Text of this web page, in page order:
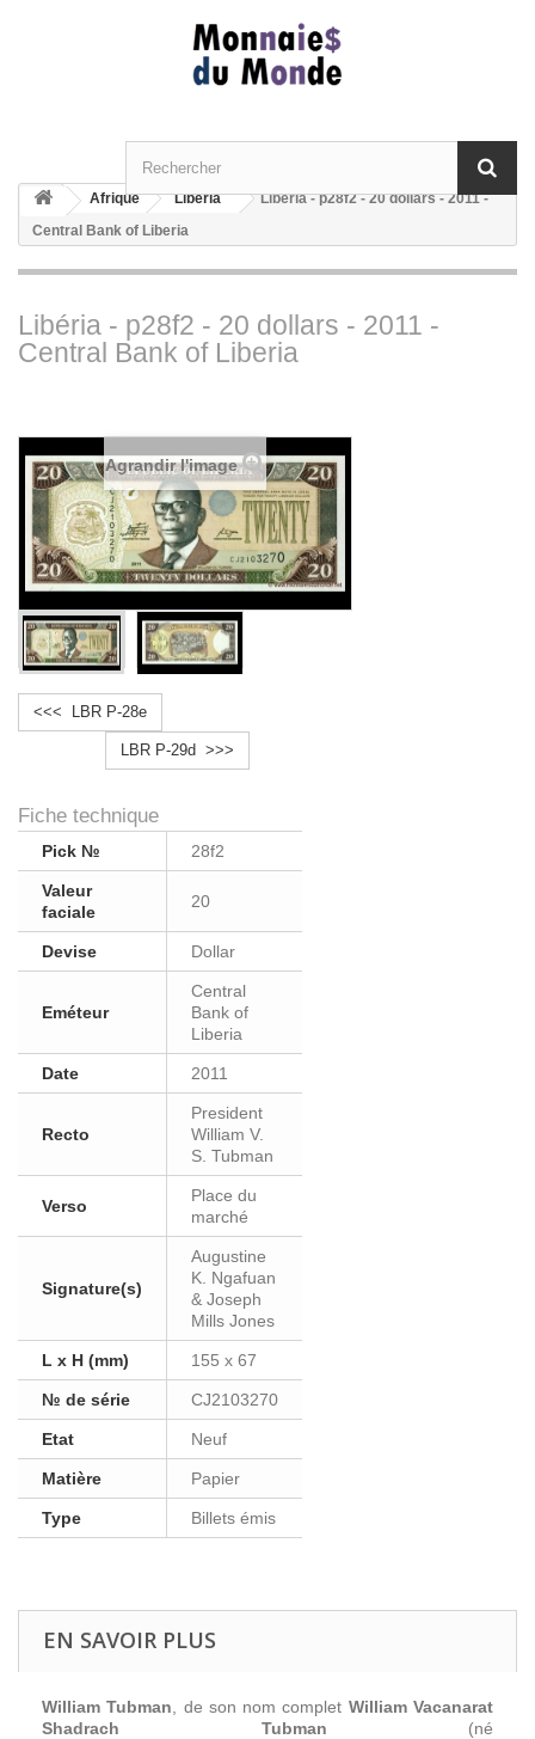
Afrique Liberia
Libéria - p28f2 - 20 dollars - 2011 -
Central Bank of Liberia
Libéria - p28f2 - 20 dollars - 2011 -
Central Bank of Liberia
Agrandir l'image
<<< LBR P-28e
LBR P-29d >>>
Fiche technique
Pick № 28f2
Valeur
faciale
20
Devise Dollar
Eméteur
Central
Bank of
Liberia
Date 2011
Recto
President
William V.
S. Tubman
Verso
Place du
marché
Signature(s)
Augustine
K. Ngafuan
& Joseph
Mills Jones
L x H (mm) 155 x 67
№ de série CJ2103270
Etat Neuf
Matière Papier
Type Billets émis
EN SAVOIR PLUS
William Tubman , de son nom complet William Vacanarat
Shadrach Tubman (né